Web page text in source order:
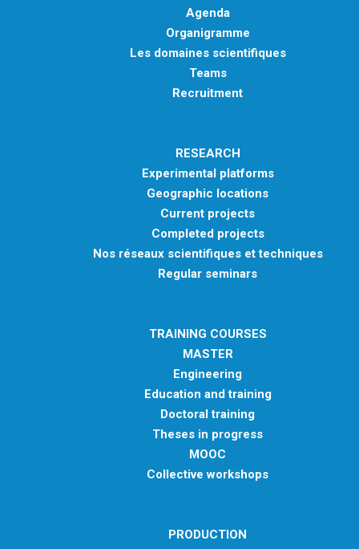
Agenda
Organigramme
Les domaines scientifiques
Teams
Recruitment
RESEARCH
Experimental platforms
Geographic locations
Current projects
Completed projects
Nos réseaux scientifiques et techniques
Regular seminars
TRAINING COURSES
MASTER
Engineering
Education and training
Doctoral training
Theses in progress
MOOC
Collective workshops
PRODUCTION